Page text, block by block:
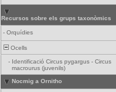
Recursos sobre els grups taxonòmics
- Orquídies
Ocells
- Identificació Circus pygargus - Circus
macrourus (juvenils)
Nocmig a Ornitho